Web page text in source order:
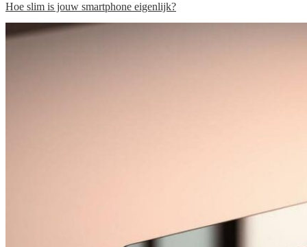
Hoe slim is jouw smartphone eigenlijk?